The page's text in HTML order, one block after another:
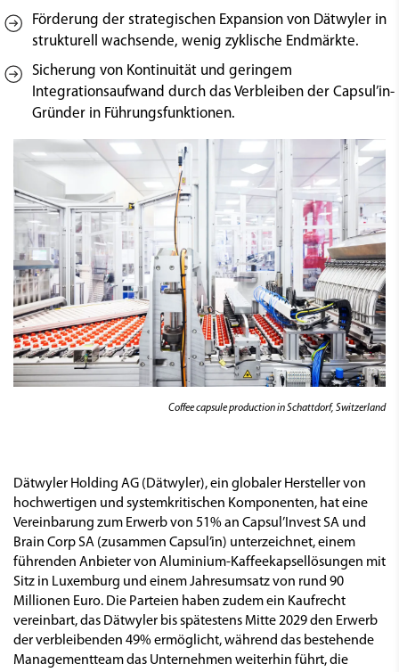
Förderung der strategischen Expansion von Dätwyler in
strukturell wachsende, wenig zyklische Endmärkte.
Sicherung von Kontinuität und geringem
Integrationsaufwand durch das Verbleiben der Capsul’in-
Gründer in Führungsfunktionen.
Coffee capsule production in Schattdorf, Switzerland
Dätwyler Holding AG (Dätwyler), ein globaler Hersteller von
hochwertigen und systemkritischen Komponenten, hat eine
Vereinbarung zum Erwerb von 51% an Capsul’Invest SA und
Brain Corp SA (zusammen Capsul’in) unterzeichnet, einem
führenden Anbieter von Aluminium-Kaffeekapsellösungen mit
Sitz in Luxemburg und einem Jahresumsatz von rund 90
Millionen Euro. Die Parteien haben zudem ein Kaufrecht
vereinbart, das Dätwyler bis spätestens Mitte 2029 den Erwerb
der verbleibenden 49% ermöglicht, während das bestehende
Managementteam das Unternehmen weiterhin führt, die